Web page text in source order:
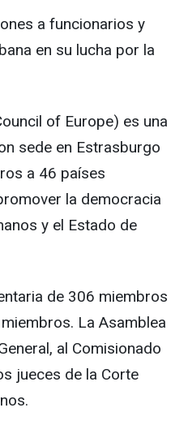
a funcionarios y
en su lucha por la
of Europe) es una
sede en Estrasburgo
a 46 países
la democracia
y el Estado de
de 306 miembros
La Asamblea
al Comisionado
jueces de la Corte